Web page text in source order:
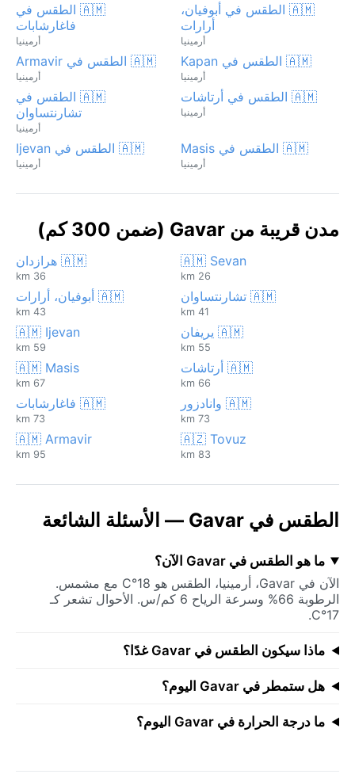
🇦🇲 الطقس في أبوفيان،
أرارات
أرمينيا
🇦🇲 الطقس في
فاغارشابات
أرمينيا
🇦🇲 الطقس في Kapan
أرمينيا
🇦🇲 الطقس في Armavir
أرمينيا
🇦🇲 الطقس في أرتاشات
أرمينيا
🇦🇲 الطقس في
تشارنتساوان
أرمينيا
🇦🇲 الطقس في Masis
أرمينيا
🇦🇲 الطقس في Ijevan
أرمينيا
مدن قريبة من Gavar (ضمن 300 كم)
🇦🇲 Sevan
26 km
🇦🇲 هرازدان
36 km
🇦🇲 تشارنتساوان
41 km
🇦🇲 أبوفيان، أرارات
43 km
🇦🇲 يريفان
55 km
🇦🇲 Ijevan
59 km
🇦🇲 أرتاشات
66 km
🇦🇲 Masis
67 km
🇦🇲 وانادزور
73 km
🇦🇲 فاغارشابات
73 km
🇦🇿 Tovuz
83 km
🇦🇲 Armavir
95 km
الطقس في Gavar — الأسئلة الشائعة
ما هو الطقس في Gavar الآن؟
الآن في Gavar، أرمينيا، الطقس هو 18°C مع مشمس.
الرطوبة 66% وسرعة الرياح 6 كم/س. الأحوال تشعر كـ
17°C.
ماذا سيكون الطقس في Gavar غدًا؟
هل ستمطر في Gavar اليوم؟
ما درجة الحرارة في Gavar اليوم؟